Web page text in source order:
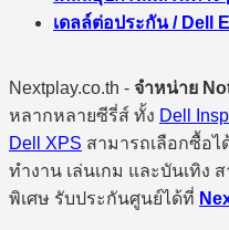
เดลล์ต่อประกัน / Dell
Nextplay.co.th - จำหน่าย
หลากหลายซีรี่ส์ ทั้ง Dell
Dell XPS สามารถเลือกซื้อ
ทำงาน เล่นเกม และบันเทิง
พิเศษ รับประกันศูนย์ได้ที่